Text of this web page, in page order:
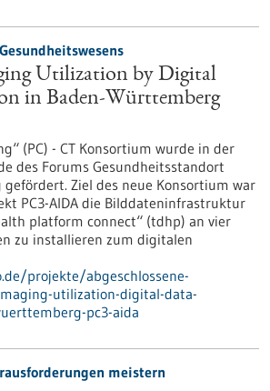
Utilization by Digital
in Baden-Württemberg
(PC) - CT Konsortium wurde in der
des Forums Gesundheitsstandort
Ziel des neue Konsortium war
PC3-AIDA die Bilddateninfrastruktur
platform connect“ (tdhp) an vier
zu installieren zum digitalen
projekte/abgeschlossene-
utilization-digital-data-
pc3-aida
meistern